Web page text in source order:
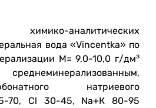
аналитических
вода «Vincentka» по
М= 9,0-10,0 г/дмз
натриевого
70, Cl 30-45, Na+К 80-95